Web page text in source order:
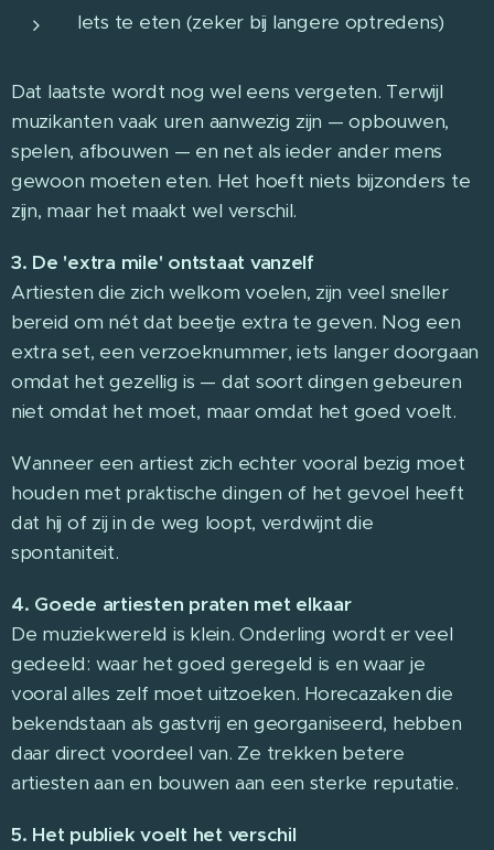
Iets te eten (zeker bij langere optredens)
Dat laatste wordt nog wel eens vergeten. Terwijl
muzikanten vaak uren aanwezig zijn — opbouwen,
spelen, afbouwen — en net als ieder ander mens
gewoon moeten eten. Het hoeft niets bijzonders te
zijn, maar het maakt wel verschil.
3. De 'extra mile' ontstaat vanzelf
Artiesten die zich welkom voelen, zijn veel sneller
bereid om nét dat beetje extra te geven. Nog een
extra set, een verzoeknummer, iets langer doorgaan
omdat het gezellig is — dat soort dingen gebeuren
niet omdat het moet, maar omdat het goed voelt.
Wanneer een artiest zich echter vooral bezig moet
houden met praktische dingen of het gevoel heeft
dat hij of zij in de weg loopt, verdwijnt die
spontaniteit.
4. Goede artiesten praten met elkaar
De muziekwereld is klein. Onderling wordt er veel
gedeeld: waar het goed geregeld is en waar je
vooral alles zelf moet uitzoeken. Horecazaken die
bekendstaan als gastvrij en georganiseerd, hebben
daar direct voordeel van. Ze trekken betere
artiesten aan en bouwen aan een sterke reputatie.
5. Het publiek voelt het verschil